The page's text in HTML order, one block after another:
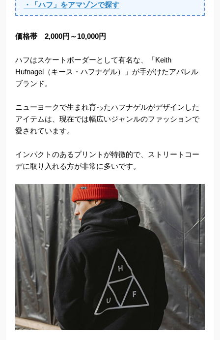
・「ハフ」をアマゾンで探す
価格帯 2,000円～10,000円
ハフはスケートボーダーとして有名な、「Keith
Hufnagel（キース・ハフナゲル）」が手がけたアパレル
ブランド。
ニューヨークで生まれ育ったハフナゲルがデザインした
アイテムは、現在では幅広いジャンルのファッションで
愛されています。
インパクトのあるプリントが特徴的で、ストリートコー
デに取り入れる方が非常に多いです。